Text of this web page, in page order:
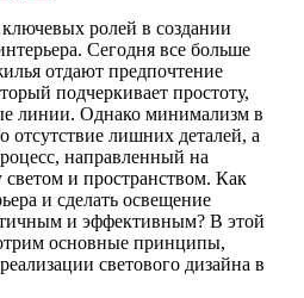
ролей в создании
Сегодня все больше
отдают предпочтение
подчеркивает простоту,
линии. Однако минимализм в
лишних деталей, а
направленный на
и пространством. Как
и сделать освещение
и эффективным? В этой
основные принципы,
светового дизайна в